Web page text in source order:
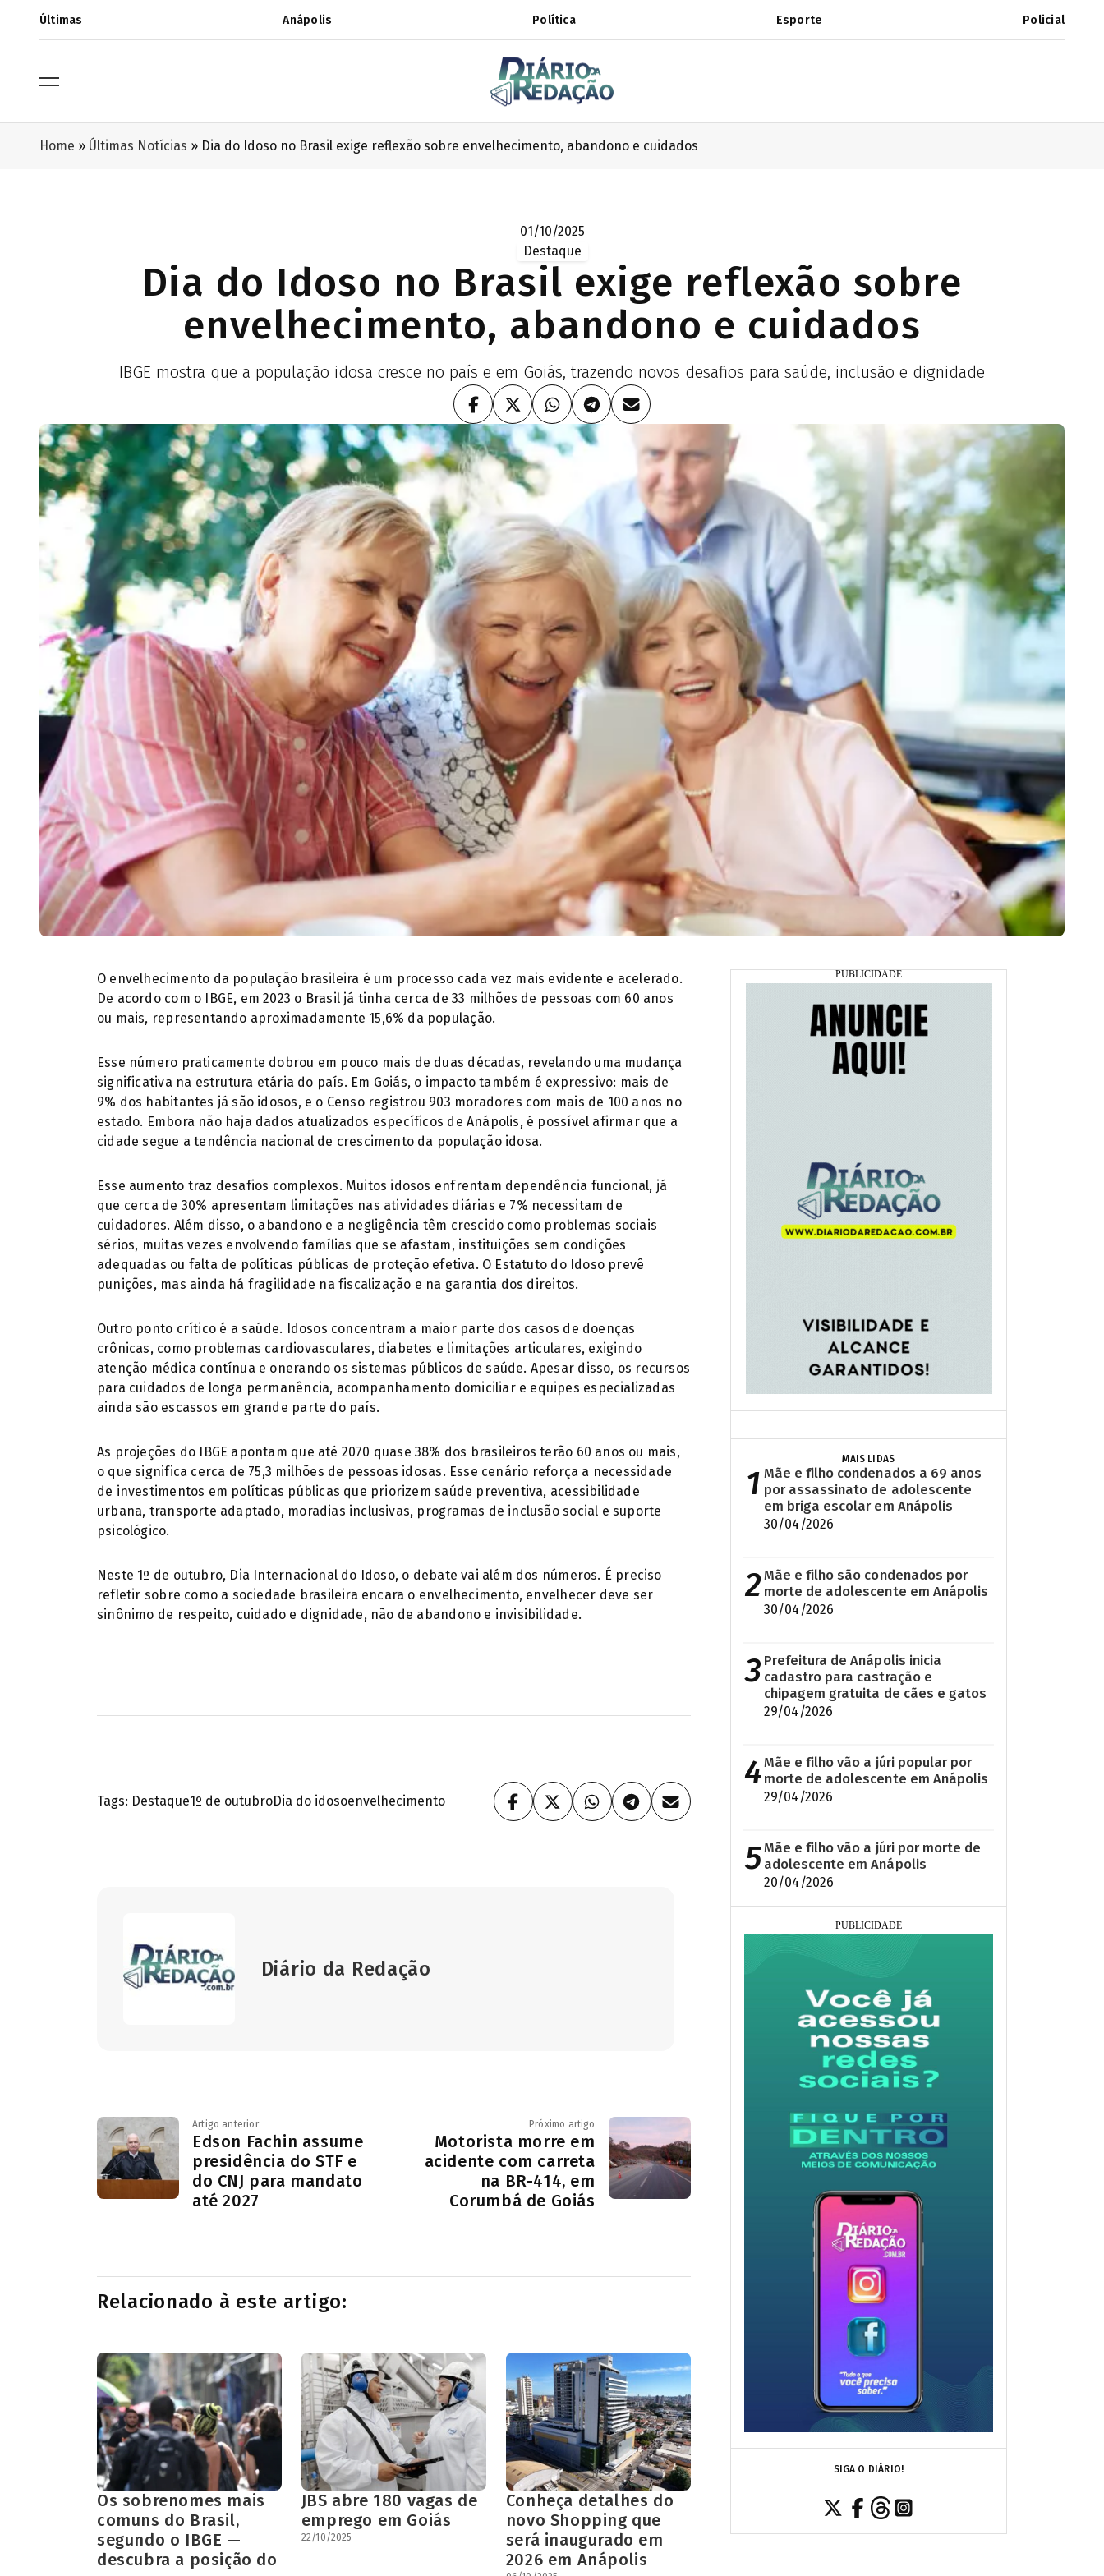
Últimas Anápolis Política Esporte Policial
Home » Últimas Notícias » Dia do Idoso no Brasil exige reflexão sobre envelhecimento, abandono e cuidados
01/10/2025
Destaque
Dia do Idoso no Brasil exige reflexão sobre
envelhecimento, abandono e cuidados
IBGE mostra que a população idosa cresce no país e em Goiás, trazendo novos desafios para saúde, inclusão e dignidade
Dia do Idoso no Brasil exige reflexão sobre envelhecimento, abandono e cuidados (foto: reprodução)
O envelhecimento da população brasileira é um processo cada vez mais evidente e acelerado.
De acordo com o IBGE, em 2023 o Brasil já tinha cerca de 33 milhões de pessoas com 60 anos
ou mais, representando aproximadamente 15,6% da população.
Esse número praticamente dobrou em pouco mais de duas décadas, revelando uma mudança
significativa na estrutura etária do país. Em Goiás, o impacto também é expressivo: mais de
9% dos habitantes já são idosos, e o Censo registrou 903 moradores com mais de 100 anos no
estado. Embora não haja dados atualizados específicos de Anápolis, é possível afirmar que a
cidade segue a tendência nacional de crescimento da população idosa.
Esse aumento traz desafios complexos. Muitos idosos enfrentam dependência funcional, já
que cerca de 30% apresentam limitações nas atividades diárias e 7% necessitam de
cuidadores. Além disso, o abandono e a negligência têm crescido como problemas sociais
sérios, muitas vezes envolvendo famílias que se afastam, instituições sem condições
adequadas ou falta de políticas públicas de proteção efetiva. O Estatuto do Idoso prevê
punições, mas ainda há fragilidade na fiscalização e na garantia dos direitos.
Outro ponto crítico é a saúde. Idosos concentram a maior parte dos casos de doenças
crônicas, como problemas cardiovasculares, diabetes e limitações articulares, exigindo
atenção médica contínua e onerando os sistemas públicos de saúde. Apesar disso, os recursos
para cuidados de longa permanência, acompanhamento domiciliar e equipes especializadas
ainda são escassos em grande parte do país.
As projeções do IBGE apontam que até 2070 quase 38% dos brasileiros terão 60 anos ou mais,
o que significa cerca de 75,3 milhões de pessoas idosas. Esse cenário reforça a necessidade
de investimentos em políticas públicas que priorizem saúde preventiva, acessibilidade
urbana, transporte adaptado, moradias inclusivas, programas de inclusão social e suporte
psicológico.
Neste 1º de outubro, Dia Internacional do Idoso, o debate vai além dos números. É preciso
refletir sobre como a sociedade brasileira encara o envelhecimento, envelhecer deve ser
sinônimo de respeito, cuidado e dignidade, não de abandono e invisibilidade.
Tags: Destaque1º de outubroDia do idosoenvelhecimento
Diário da Redação
Artigo anterior
Edson Fachin assume
presidência do STF e
do CNJ para mandato
até 2027
Próximo artigo
Motorista morre em
acidente com carreta
na BR-414, em
Corumbá de Goiás
Relacionado à este artigo:
Os sobrenomes mais
comuns do Brasil,
segundo o IBGE —
descubra a posição do
JBS abre 180 vagas de
emprego em Goiás
22/10/2025
Conheça detalhes do
novo Shopping que
será inaugurado em
2026 em Anápolis
MAIS LIDAS
1 Mãe e filho condenados a 69 anos
por assassinato de adolescente
em briga escolar em Anápolis
30/04/2026
2Mãe e filho são condenados por
morte de adolescente em Anápolis
30/04/2026
3 Prefeitura de Anápolis inicia
cadastro para castração e
chipagem gratuita de cães e gatos
29/04/2026
4Mãe e filho vão a júri popular por
morte de adolescente em Anápolis
29/04/2026
5Mãe e filho vão a júri por morte de
adolescente em Anápolis
20/04/2026
SIGA O DIÁRIO!